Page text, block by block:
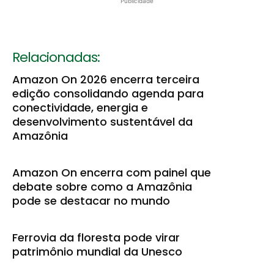
Relacionadas:
Amazon On 2026 encerra terceira
edição consolidando agenda para
conectividade, energia e
desenvolvimento sustentável da
Amazônia
Amazon On encerra com painel que
debate sobre como a Amazônia
pode se destacar no mundo
Ferrovia da floresta pode virar
patrimônio mundial da Unesco